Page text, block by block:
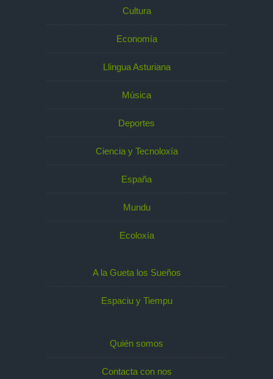
Cultura
Economía
Llingua Asturiana
Música
Deportes
Ciencia y Tecnoloxía
España
Mundu
Ecoloxía
A la Gueta los Sueños
Espaciu y Tiempu
Quién somos
Contacta con nos